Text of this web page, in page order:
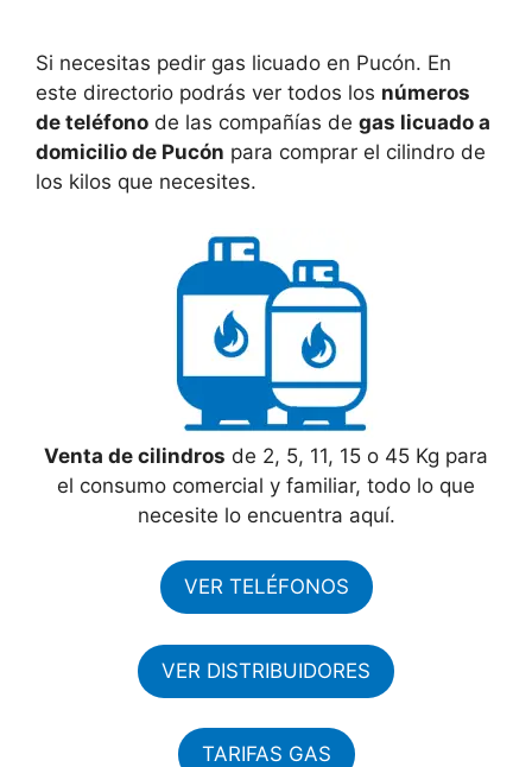
Si necesitas pedir gas licuado en Pucón. En
este directorio podrás ver todos los números
de teléfono de las compañías de gas licuado a
domicilio de Pucón para comprar el cilindro de
los kilos que necesites.
Venta de cilindros de 2, 5, 11, 15 o 45 Kg para
el consumo comercial y familiar, todo lo que
necesite lo encuentra aquí.
VER TELÉFONOS
VER DISTRIBUIDORES
TARIFAS GAS